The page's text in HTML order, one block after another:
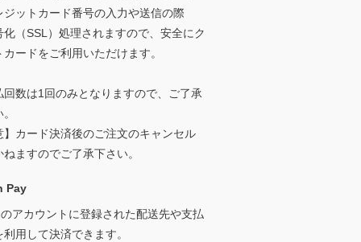
ジットカード番号の入力や送信の際
化（SSL）処理されますので、安全にク
カードをご利用いただけます。
数は1回のみとなりますので、ご了承
】カード決済後のご注文のキャンセル
ねますのでご了承下さい。
Pay
アカウントに登録された配送先や支払
利用して決済できます。